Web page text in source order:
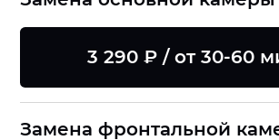
3 290 ₽ / от 30-60
Замена фронтальной